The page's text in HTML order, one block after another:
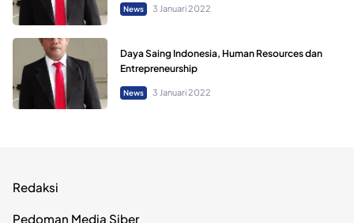
News 3 Januari 2022
Daya Saing Indonesia, Human Resources dan
Entrepreneurship
News 3 Januari 2022
Redaksi
Pedoman Media Siber